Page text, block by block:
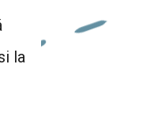
la